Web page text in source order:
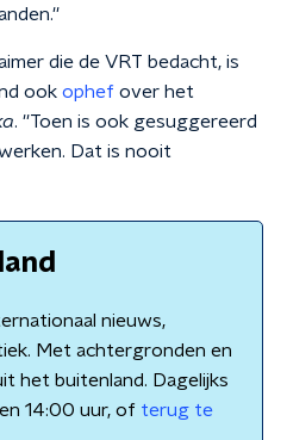
die de VRT bedacht, is
ook ophef over het
. ''Toen is ook gesuggereerd
Dat is nooit
nieuws,
Met achtergronden en
het buitenland. Dagelijks
14:00 uur, of terug te